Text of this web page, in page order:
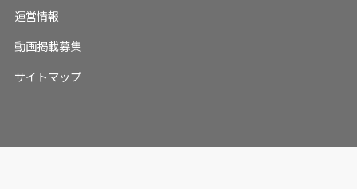
運営情報
動画掲載募集
サイトマップ